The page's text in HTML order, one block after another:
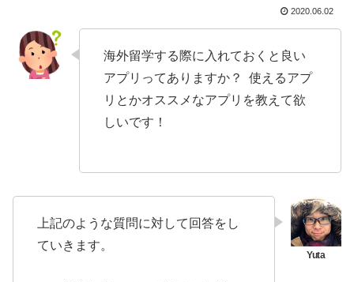
2020.06.02
海外留学する際に入れておくと良い
アプリってありますか？ 使えるアプ
リとかオススメなアプリを教えて欲
しいです！
上記のような質問に対して回答をし
ていきます。